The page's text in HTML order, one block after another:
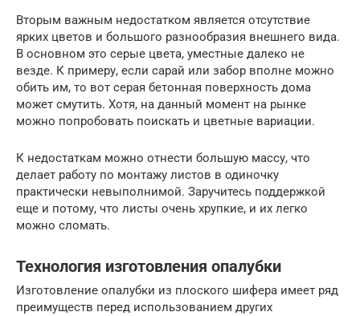
Вторым важным недостатком является отсутствие
ярких цветов и большого разнообразия внешнего вида.
В основном это серые цвета, уместные далеко не
везде. К примеру, если сарай или забор вполне можно
обить им, то вот серая бетонная поверхность дома
может смутить. Хотя, на данный момент на рынке
можно попробовать поискать и цветные вариации.
К недостаткам можно отнести большую массу, что
делает работу по монтажу листов в одиночку
практически невыполнимой. Заручитесь поддержкой
еще и потому, что листы очень хрупкие, и их легко
можно сломать.
Технология изготовления опалубки
Изготовление опалубки из плоского шифера имеет ряд
преимуществ перед использованием других